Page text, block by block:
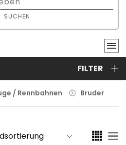
SUCHEN
FILTER
/ Rennbahnen Bruder